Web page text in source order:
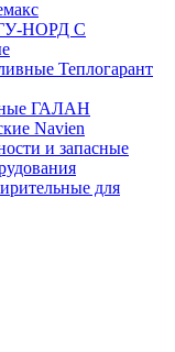
НОРД С
Теплогарант
ГАЛАН
Navien
и запасные
для